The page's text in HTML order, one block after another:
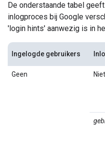
De onderstaande tabel
inlogproces bij Google
'login hints' aanwezig is in
Ingelogde gebruikers
Geen